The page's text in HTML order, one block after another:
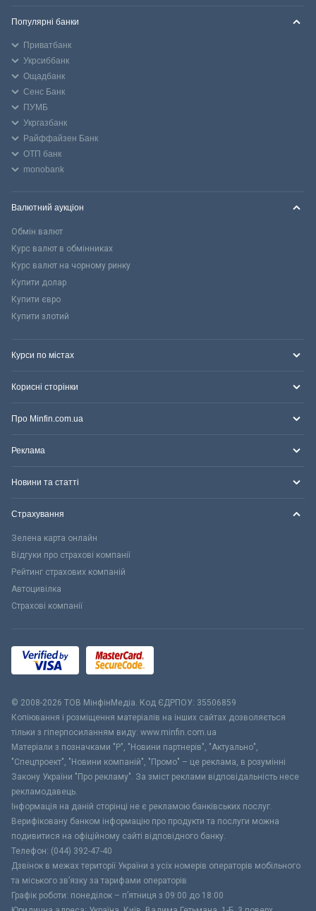
Популярні банки
Приватбанк
Укрсиббанк
Ощадбанк
Сенс Банк
ПУМБ
Укргазбанк
Райффайзен Банк
ОТП банк
monobank
Валютний аукціон
Обмін валют
Курс валют в обмінниках
Курс валют на чорному ринку
Купити долар
Купити євро
Купити злотий
Курси по містах
Корисні сторінки
Про Minfin.com.ua
Реклама
Новини та статті
Страхування
Зелена карта онлайн
Відгуки про страхові компанії
Рейтинг страхових компаній
Автоцивілка
Страхові компанії
© 2008-2026 ТОВ МiнфiнМедiа. Код ЄДРПОУ: 35506859
Копіювання і розміщення матеріалів на інших сайтах дозволяється
тільки з гіперпосиланням виду: www.minfin.com.ua
Матеріали з позначками "Р", "Новини партнерів", "Актуально",
"Спецпроект", "Новини компаній", "Промо" – це реклама, в розумінні
Закону України "Про рекламу". За зміст реклами відповідальність несе
рекламодавець.
Інформація на даній сторінці не є рекламою банківських послуг.
Верифіковану банком інформацію про продукти та послуги можна
подивитися на офіційному сайті відповідного банку.
Телефон: (044) 392-47-40
Дзвінок в межах території України з усіх номерів операторів мобільного
та міського зв’язку за тарифами операторів
Графік роботи: понеділок – п’ятниця з 09:00 до 18:00